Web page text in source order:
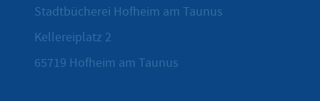
Stadtbücherei Hofheim am Taunus
Kellereiplatz 2
65719 Hofheim am Taunus